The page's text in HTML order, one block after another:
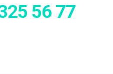
56 77